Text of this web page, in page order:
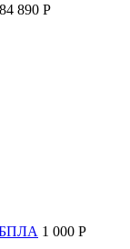
84 890 P
БПЛА 1 000 P